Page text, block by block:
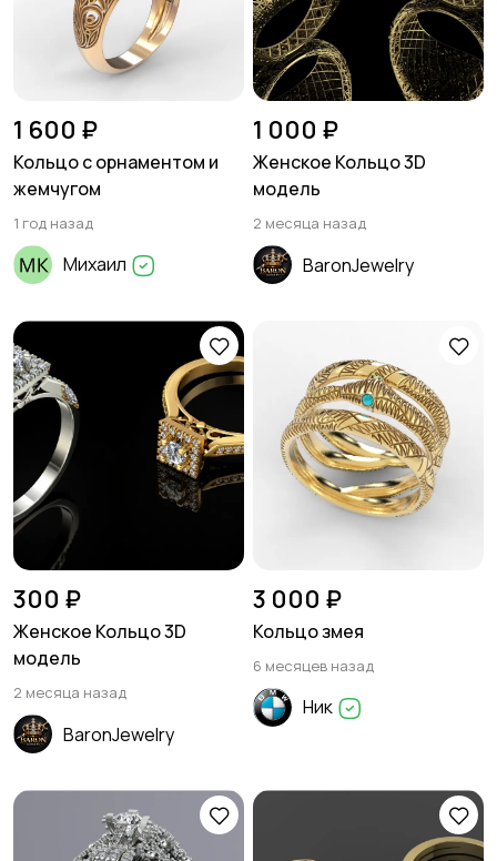
1 600 ₽
Кольцо с орнаментом и
жемчугом
1 год назад
Михаил
1 000 ₽
Женское Кольцо 3D
модель
2 месяца назад
BaronJewelry
300 ₽
Женское Кольцо 3D
модель
2 месяца назад
BaronJewelry
3 000 ₽
Кольцо змея
6 месяцев назад
Ник